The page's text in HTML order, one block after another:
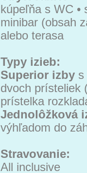
kúpeľňa s WC •
minibar (obsah
alebo terasa
Typy izieb:
Superior izby s
dvoch prísteliek
prístelka
Jednolôžková
výhľadom do
Stravovanie:
All inclusive